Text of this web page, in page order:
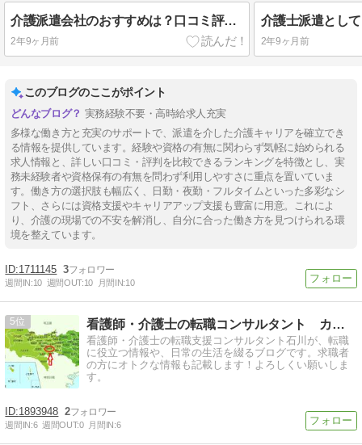
介護派遣会社のおすすめは？口コミ評判の比較なら介護派遣ランキング
2年9ヶ月前 2年9ヶ月前
このブログのここがポイント
実務経験不要・高時給求人充実
多様な働き方と充実のサポートで、派遣を介した介護キャリアを確立でき
る情報を提供しています。経験や資格の有無に関わらず気軽に始められる
求人情報と、詳しい口コミ・評判を比較できるランキングを特徴とし、実
務未経験者や資格保有の有無を問わず利用しやすさに重点を置いていま
す。働き方の選択肢も幅広く、日勤・夜勤・フルタイムといった多彩なシ
フト、さらには資格支援やキャリアアップ支援も豊富に用意。これによ
り、介護の現場での不安を解消し、自分に合った働き方を見つけられる環
境を整えています。
1711145 3
週間IN:10 週間OUT:10 月間IN:10
5 看護師・介護士の転職コンサルタント カンゴワークス石川の日記
看護師・介護士の転職支援コンサルタント石川が、転職
に役立つ情報や、日常の生活を綴るブログです。求職者
の方にオトクな情報も記載します！よろしくい願いしま
す。
1893948 2
週間IN:6 週間OUT:0 月間IN:6